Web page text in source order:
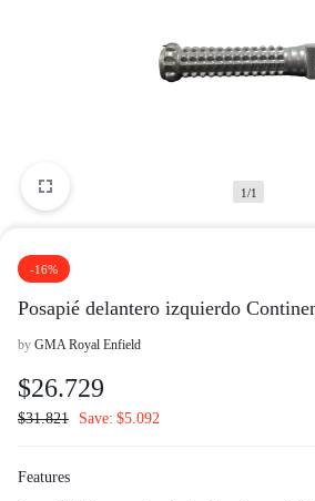
1/1
-16%
Posapié delantero izquierdo
by GMA Royal Enfield
$26.729
$31.821 Save: $5.092
Features